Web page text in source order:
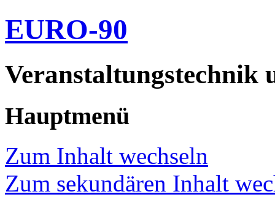
EURO-90
Veranstaltungstechnik
Hauptmenü
Zum Inhalt wechseln
Zum sekundären Inhalt